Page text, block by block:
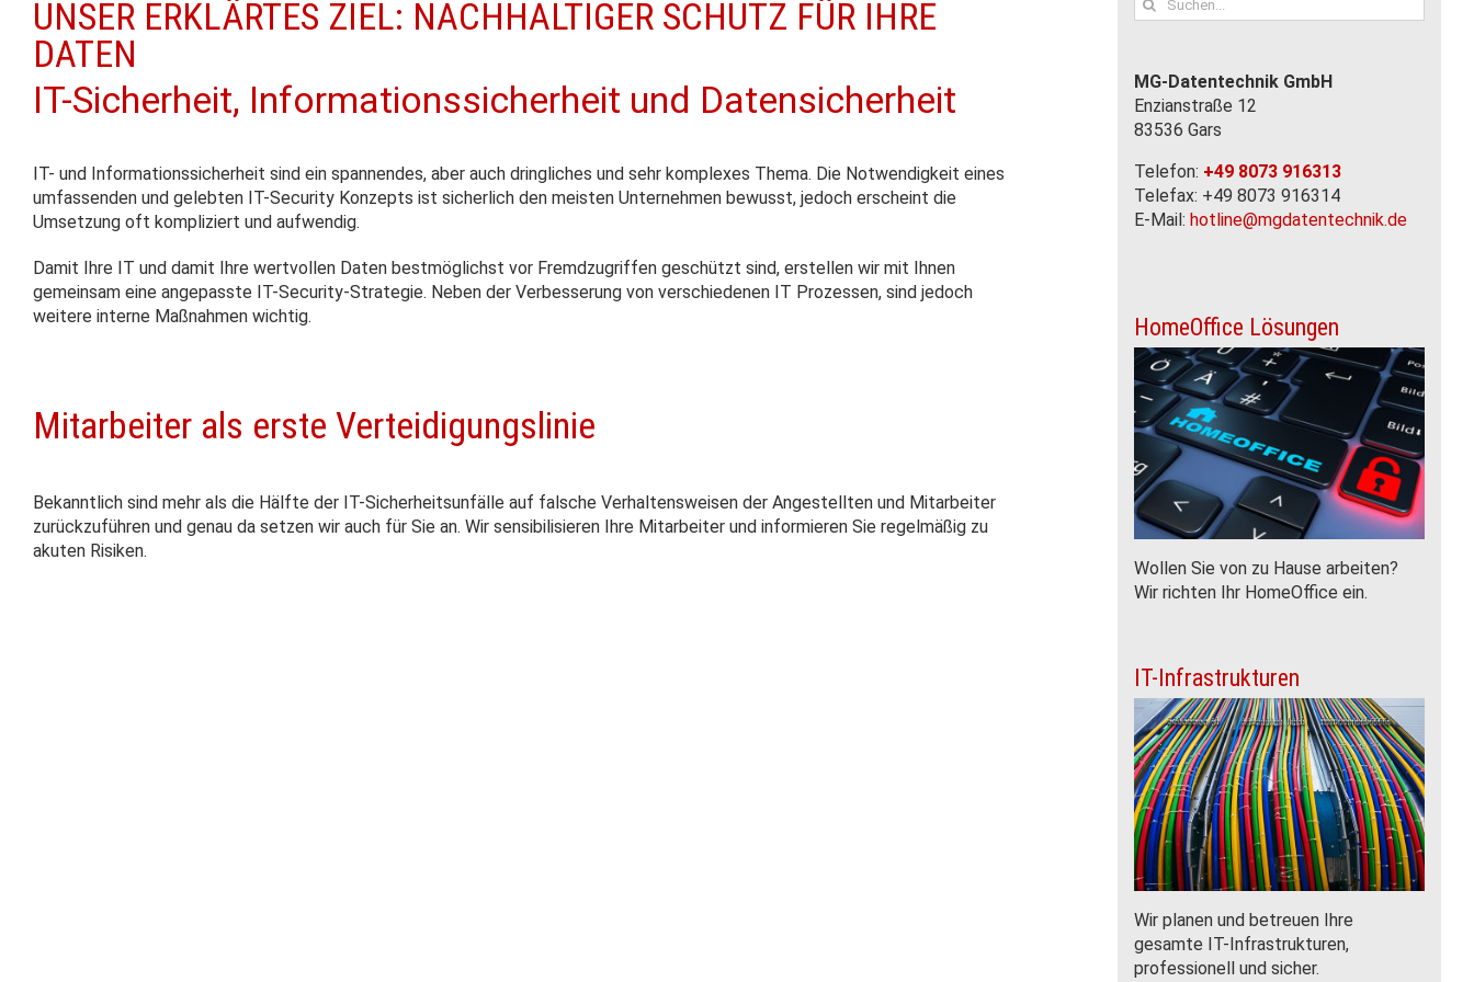
UNSER ERKLÄRTES ZIEL: NACHHALTIGER SCHUTZ FÜR IHRE
DATEN
IT-Sicherheit, Informationssicherheit und Datensicherheit
IT- und Informationssicherheit sind ein spannendes, aber auch dringliches und sehr komplexes Thema. Die Notwendigkeit eines
umfassenden und gelebten IT-Security Konzepts ist sicherlich den meisten Unternehmen bewusst, jedoch erscheint die
Umsetzung oft kompliziert und aufwendig.
Damit Ihre IT und damit Ihre wertvollen Daten bestmöglichst vor Fremdzugriffen geschützt sind, erstellen wir mit Ihnen
gemeinsam eine angepasste IT-Security-Strategie. Neben der Verbesserung von verschiedenen IT Prozessen, sind jedoch
weitere interne Maßnahmen wichtig.
Mitarbeiter als erste Verteidigungslinie
Bekanntlich sind mehr als die Hälfte der IT-Sicherheitsunfälle auf falsche Verhaltensweisen der Angestellten und Mitarbeiter
zurückzuführen und genau da setzen wir auch für Sie an. Wir sensibilisieren Ihre Mitarbeiter und informieren Sie regelmäßig zu
akuten Risiken.
nach:
MG-Datentechnik GmbH
Enzianstraße 12
83536 Gars
Telefon: +49 8073 916313
Telefax: +49 8073 916314
E-Mail: hotline@mgdatentechnik.de
HomeOffice Lösungen
Wollen Sie von zu Hause arbeiten?
Wir richten Ihr HomeOffice ein.
IT-Infrastrukturen
Wir planen und betreuen Ihre
gesamte IT-Infrastrukturen,
professionell und sicher.